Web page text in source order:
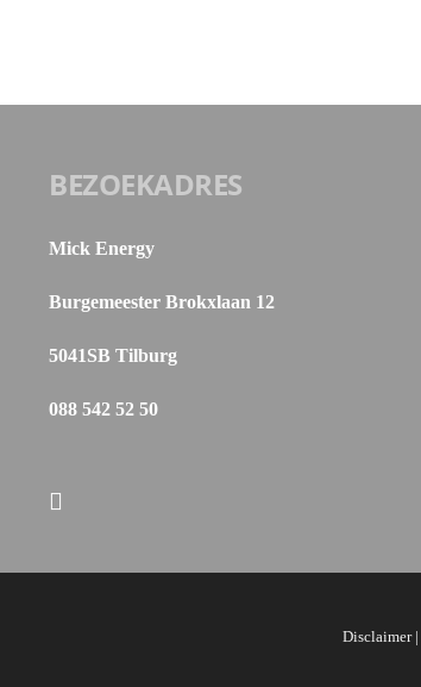
BEZOEKADRES
Mick Energy
Burgemeester Brokxlaan 12
5041SB Tilburg
088 542 52 50
Disclaimer|